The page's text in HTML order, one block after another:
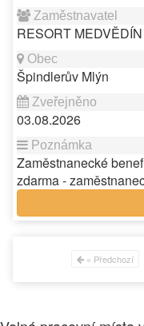
RESORT MEDVĚDÍN
Špindlerův Mlýn
03.08.2026
Zaměstnanecké
zdarma -
« Předchozí